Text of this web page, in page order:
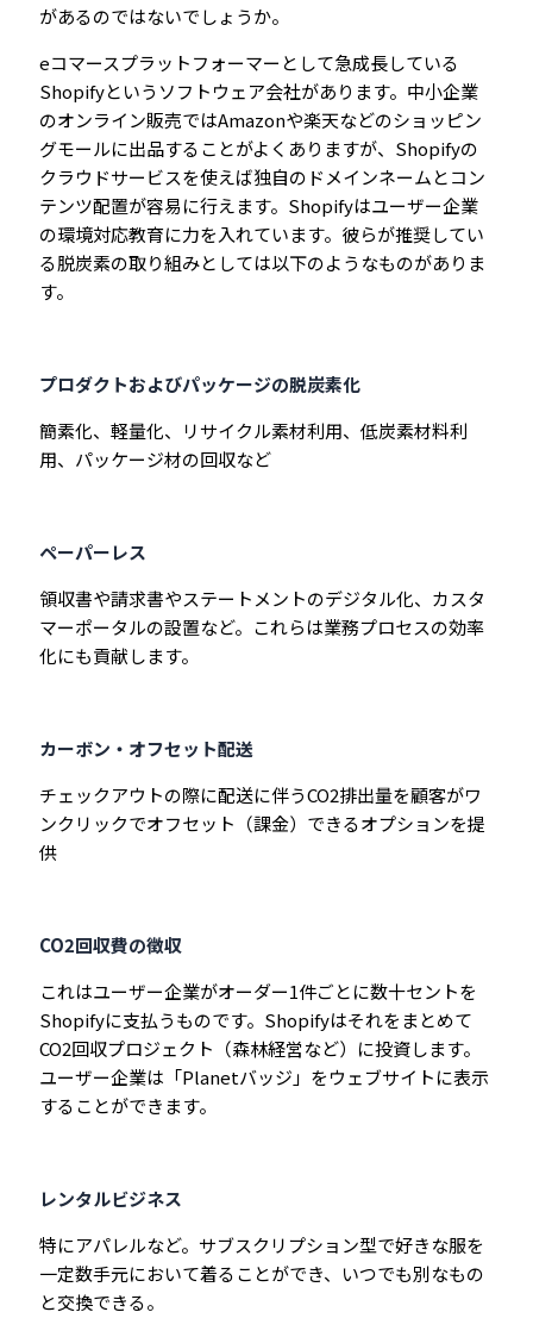
があるのではないでしょうか。
eコマースプラットフォーマーとして急成長している
Shopifyというソフトウェア会社があります。中小企業
のオンライン販売ではAmazonや楽天などのショッピン
グモールに出品することがよくありますが、Shopifyの
クラウドサービスを使えば独自のドメインネームとコン
テンツ配置が容易に行えます。Shopifyはユーザー企業
の環境対応教育に力を入れています。彼らが推奨してい
る脱炭素の取り組みとしては以下のようなものがありま
す。
プロダクトおよびパッケージの脱炭素化
簡素化、軽量化、リサイクル素材利用、低炭素材料利
用、パッケージ材の回収など
ペーパーレス
領収書や請求書やステートメントのデジタル化、カスタ
マーポータルの設置など。これらは業務プロセスの効率
化にも貢献します。
カーボン・オフセット配送
チェックアウトの際に配送に伴うCO2排出量を顧客がワ
ンクリックでオフセット（課金）できるオプションを提
供
CO2回収費の徴収
これはユーザー企業がオーダー1件ごとに数十セントを
Shopifyに支払うものです。Shopifyはそれをまとめて
CO2回収プロジェクト（森林経営など）に投資します。
ユーザー企業は「Planetバッジ」をウェブサイトに表示
することができます。
レンタルビジネス
特にアパレルなど。サブスクリプション型で好きな服を
一定数手元において着ることができ、いつでも別なもの
と交換できる。